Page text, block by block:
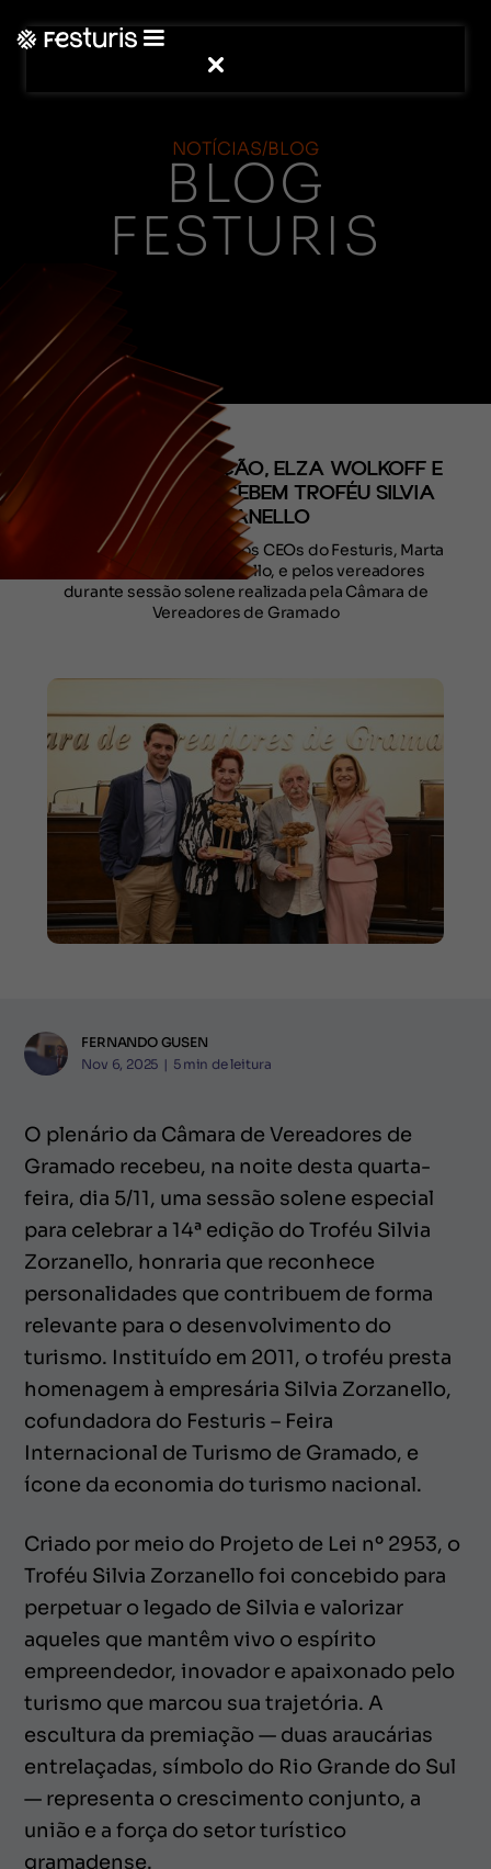
NOTÍCIAS/BLOG
BLOG
FESTURIS
(CONTEÚDO)
EM NOITE DE EMOÇÃO, ELZA WOLKOFF E
CLÉCIO GOBBI RECEBEM TROFÉU SILVIA
ZORZANELLO
Distinção foi entregue pelos CEOs do Festuris, Marta
Rossi e eduardo Zorzanello, e pelos vereadores
durante sessão solene realizada pela Câmara de
Vereadores de Gramado
FERNANDO GUSEN
Nov 6, 2025 | 5 min de leitura
O plenário da Câmara de Vereadores de
Gramado recebeu, na noite desta quarta-
feira, dia 5/11, uma sessão solene especial
para celebrar a 14ª edição do Troféu Silvia
Zorzanello, honraria que reconhece
personalidades que contribuem de forma
relevante para o desenvolvimento do
turismo. Instituído em 2011, o troféu presta
homenagem à empresária Silvia Zorzanello,
cofundadora do Festuris – Feira
Internacional de Turismo de Gramado, e
ícone da economia do turismo nacional.
Criado por meio do Projeto de Lei nº 2953, o
Troféu Silvia Zorzanello foi concebido para
perpetuar o legado de Silvia e valorizar
aqueles que mantêm vivo o espírito
empreendedor, inovador e apaixonado pelo
turismo que marcou sua trajetória. A
escultura da premiação — duas araucárias
entrelaçadas, símbolo do Rio Grande do Sul
— representa o crescimento conjunto, a
união e a força do setor turístico
gramadense.